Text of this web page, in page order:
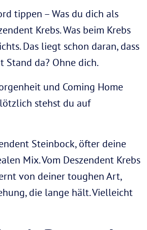
tippen – Was du dich als
Krebs. Was beim Krebs
Das liegt schon daran, dass
Stand da? Ohne dich.
und Coming Home
stehst du auf
Steinbock, öfter deine
Mix. Vom Deszendent Krebs
von deiner toughen Art,
die lange hält. Vielleicht